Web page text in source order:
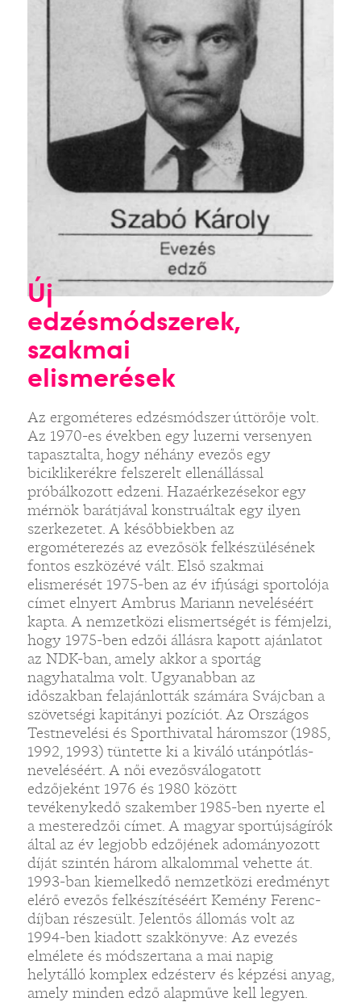
Új
edzésmódszerek,
szakmai
elismerések
Az ergométeres edzésmódszer úttörője volt.
Az 1970-es években egy luzerni versenyen
tapasztalta, hogy néhány evezős egy
biciklikerékre felszerelt ellenállással
próbálkozott edzeni. Hazaérkezésekor egy
mérnök barátjával konstruáltak egy ilyen
szerkezetet. A későbbiekben az
ergométerezés az evezősök felkészülésének
fontos eszközévé vált. Első szakmai
elismerését 1975-ben az év ifjúsági sportolója
címet elnyert Ambrus Mariann neveléséért
kapta. A nemzetközi elismertségét is fémjelzi,
hogy 1975-ben edzői állásra kapott ajánlatot
az NDK-ban, amely akkor a sportág
nagyhatalma volt. Ugyanabban az
időszakban felajánlották számára Svájcban a
szövetségi kapitányi pozíciót. Az Országos
Testnevelési és Sporthivatal háromszor (1985,
1992, 1993) tüntette ki a kiváló utánpótlás-
neveléséért. A női evezősválogatott
edzőjeként 1976 és 1980 között
tevékenykedő szakember 1985-ben nyerte el
a mesteredzői címet. A magyar sportújságírók
által az év legjobb edzőjének adományozott
díját szintén három alkalommal vehette át.
1993-ban kiemelkedő nemzetközi eredményt
elérő evezős felkészítéséért Kemény Ferenc-
díjban részesült. Jelentős állomás volt az
1994-ben kiadott szakkönyve: Az evezés
elmélete és módszertana a mai napig
helytálló komplex edzésterv és képzési anyag,
amely minden edző alapműve kell legyen.